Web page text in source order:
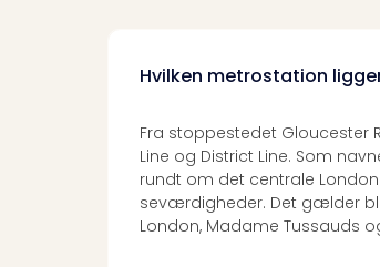
Hvilken metrostation
Fra stoppestedet Gloucester
Line og District Line. Som
rundt om det centrale
seværdigheder. Det gælder
London, Madame Tussauds